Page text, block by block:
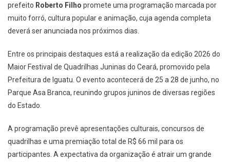
prefeito Roberto Filho promete uma programação marcada por
muito forró, cultura popular e animação, cuja agenda completa
deverá ser anunciada nos próximos dias.
Entre os principais destaques está a realização da edição 2026 do
Maior Festival de Quadrilhas Juninas do Ceará, promovido pela
Prefeitura de Iguatu. O evento acontecerá de 25 a 28 de junho, no
Parque Asa Branca, reunindo grupos juninos de diversas regiões
do Estado.
A programação prevê apresentações culturais, concursos de
quadrilhas e uma premiação total de R$ 66 mil para os
participantes. A expectativa da organização é atrair um grande